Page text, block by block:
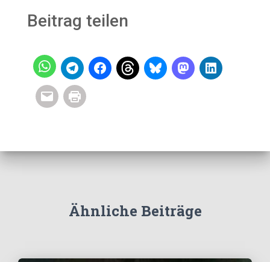
Beitrag teilen
Ähnliche Beiträge